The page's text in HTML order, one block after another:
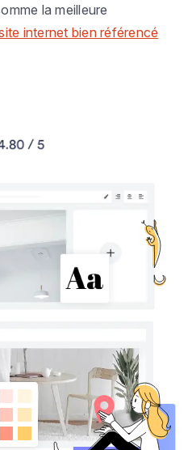
la meilleure
internet bien référencé